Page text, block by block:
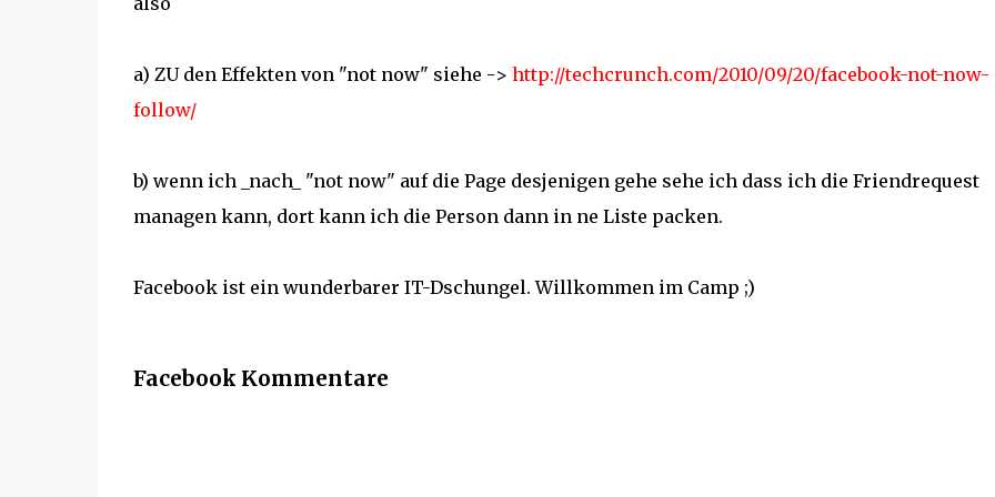
a) ZU den Effekten von "not now" siehe -> http://techcrunch.com/2010/09/20/facebook-not-now-
follow/
b) wenn ich _nach_ "not now" auf die Page desjenigen gehe sehe ich dass ich die Friendrequest
managen kann, dort kann ich die Person dann in ne Liste packen.
Facebook ist ein wunderbarer IT-Dschungel. Willkommen im Camp ;)
Facebook Kommentare